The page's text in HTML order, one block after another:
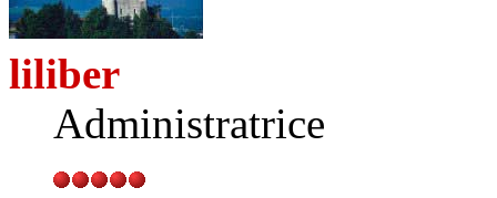
liliber
Administratrice